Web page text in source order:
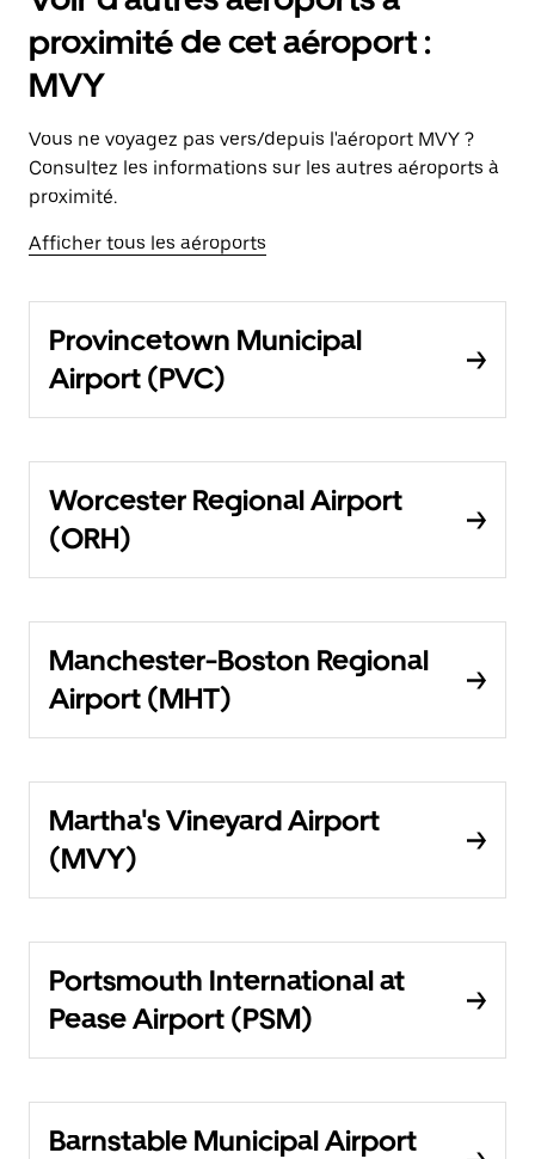
proximité de cet aéroport :
MVY
Vous ne voyagez pas vers/depuis l'aéroport MVY ?
Consultez les informations sur les autres aéroports à
proximité.
Afficher tous les aéroports
Provincetown Municipal
Airport (PVC)
Worcester Regional Airport
(ORH)
Manchester-Boston Regional
Airport (MHT)
Martha's Vineyard Airport
(MVY)
Portsmouth International at
Pease Airport (PSM)
Barnstable Municipal Airport